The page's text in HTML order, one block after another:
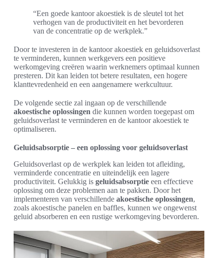
“Een goede kantoor akoestiek is de sleutel tot het
verhogen van de productiviteit en het bevorderen
van de concentratie op de werkplek.”
Door te investeren in de kantoor akoestiek en geluidsoverlast
te verminderen, kunnen werkgevers een positieve
werkomgeving creëren waarin werknemers optimaal kunnen
presteren. Dit kan leiden tot betere resultaten, een hogere
klanttevredenheid en een aangenamere werkcultuur.
De volgende sectie zal ingaan op de verschillende
akoestische oplossingen die kunnen worden toegepast om
geluidsoverlast te verminderen en de kantoor akoestiek te
optimaliseren.
Geluidsabsorptie – een oplossing voor geluidsoverlast
Geluidsoverlast op de werkplek kan leiden tot afleiding,
verminderde concentratie en uiteindelijk een lagere
productiviteit. Gelukkig is geluidsabsorptie een effectieve
oplossing om deze problemen aan te pakken. Door het
implementeren van verschillende akoestische oplossingen,
zoals akoestische panelen en baffles, kunnen we ongewenst
geluid absorberen en een rustige werkomgeving bevorderen.